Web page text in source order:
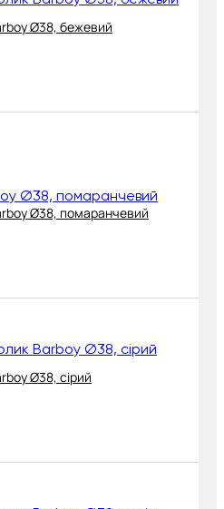
Ø38, бежевий
Ø38, помаранчевий
Ø38, сірий